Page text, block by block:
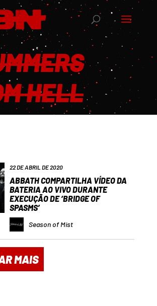
HELL
22 DE ABRIL DE 2020
ABBATH COMPARTILHA VÍDEO DA
BATERIA AO VIVO DURANTE
EXECUÇÃO DE ‘BRIDGE OF
SPASMS’
Season of Mist
MAIS